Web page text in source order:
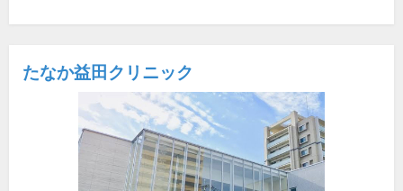
たなか益田クリニック